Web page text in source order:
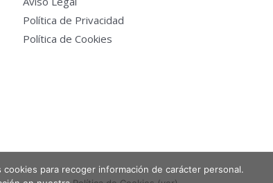
Política de Privacidad
Política de Cookies
by Entabla Clases de skate en Madrid
para recoger información de carácter personal.